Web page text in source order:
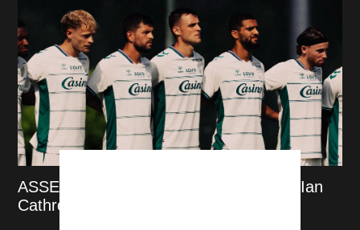
ASSE : Maxime Bernauer, la surprise d'Ian
Cathro